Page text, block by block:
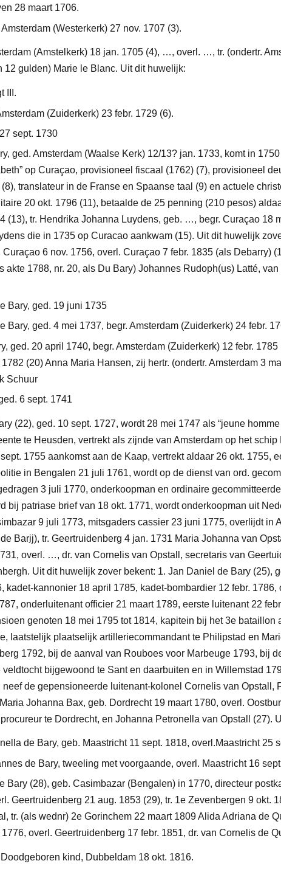
28 maart 1706.
(Westerkerk) 27 nov. 1707 (3).
(Amstelkerk) 18 jan. 1705 (4), …, overl. …, tr. (ondertr.
12 gulden) Marie le Blanc. Uit dit huwelijk:
III.
(Zuiderkerk) 23 febr. 1729(6).
sept. 1730
ged. Amsterdam (Waalse Kerk) 12/13? jan. 1733, komt in
op Curaçao, provisioneel fiscaal (1762) (7), provisioneel
, translateur in de Franse en Spaanse taal (9)en actuele
20 okt. 1796(11), betaalde de 25 penning (210 pesos)
(13), tr. Hendrika Johanna Luydens, geb. …, begr. Curaçao 18
die in 1735 op Curacao aankwam (15). Uit dit huwelijk
6 nov. 1756, overl. Curaçao 7 febr. 1835 (als Debarry)
akte 1788, nr. 20, als Du Bary) Johannes Rudoph(us) Latté,
Bary, ged. 19 juni 1735
Bary, ged. 4 mei 1737, begr. Amsterdam (Zuiderkerk) 24 febr.
ged. 20 april 1740, begr. Amsterdam (Zuiderkerk) 12 febr. 1785
(20)Anna Maria Hansen, zij hertr. (ondertr. Amsterdam 3
Schuur
6 sept. 1741
(22), ged. 10 sept. 1727, wordt 28 mei 1747 als “jeune homme
te Heusden, vertrekt als zijnde van Amsterdam op het
1755 aankomst aan de Kaap, vertrekt aldaar 26 okt. 1755,
in Bengalen 21 juli 1761, wordt op de dienst van ord.
3 juli 1770, onderkoopman en ordinaire
bij patriase brief van 18 okt. 1771, wordt onderkoopman uit
9 juli 1773, mitsgaders cassier 23 juni 1775, overlijdt in
Barij), tr. Geertruidenberg 4 jan. 1731 Maria Johanna van
overl. …, dr. van Cornelis van Opstall, secretaris van
Uit dit huwelijk zover bekent: 1. Jan Daniel de Bary(25),
kadet-kannonier 18 april 1785, kadet-bombardier 12 febr. 1786,
onderluitenant officier 21 maart 1789, eerste luitenant 22
genoten 18 mei 1795 tot 1814, kapitein bij het 3e bataillon
laatstelijk plaatselijk artilleriecommandant te Philipstad en
1792, bij de aanval van Rouboes voor Marbeuge 1793, bij
veldtocht bijgewoond te Sant en daarbuiten en in Willemstad
de gepensioneerde luitenant-kolonel Cornelis van Opstall,
Johanna Bax, geb. Dordrecht 19 maart 1780, overl.
te Dordrecht, en Johanna Petronella van Opstall
(27).
de Bary, geb. Maastricht 11 sept. 1818, overl.Maastricht 25
de Bary, tweeling met voorgaande, overl. Maastricht 16
Bary(28), geb. Casimbazar (Bengalen) in 1770, directeur
Geertruidenberg 21 aug. 1853(29), tr. 1e Zevenbergen 9 okt.
tr. (als wednr) 2e Gorinchem 22 maart 1809 Alida Adriana de
overl. Geertruidenberg 17 febr. 1851, dr. van Cornelis de
Doodgeboren kind, Dubbeldam 18 okt. 1816.